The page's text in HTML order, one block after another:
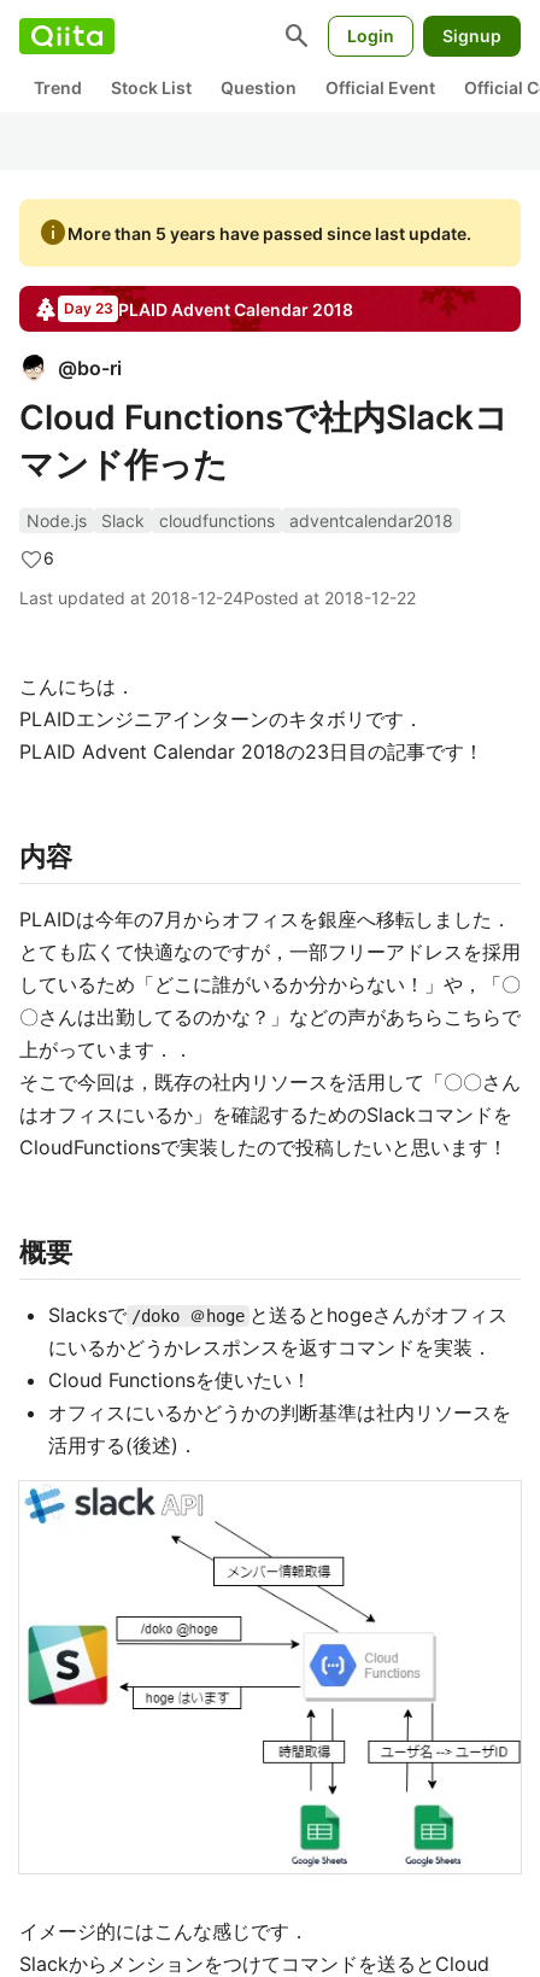
search Login Signup
Trend Stock List Question Official Event Official
infoMore than 5 years have passed since last update.
Day 23 PLAIDAdvent Calendar 2018
@bo-ri
Cloud Functionsで社内Slackコ
マンド作った
Node.js Slack cloudfunctions
adventcalendar2018
6
Last updated at 2018-12-24Posted at 2018-12-22
こんにちは．
PLAIDエンジニアインターンのキタボリです．
PLAID Advent Calendar 2018の23日目の記事です！
内容
PLAIDは今年の7月からオフィスを銀座へ移転しました．
とても広くて快適なのですが，一部フリーアドレスを採用
しているため「どこに誰がいるか分からない！」や，「〇
〇さんは出勤してるのかな？」などの声があちらこちらで
上がっています．．
そこで今回は，既存の社内リソースを活用して「〇〇さん
はオフィスにいるか」を確認するためのSlackコマンドを
CloudFunctionsで実装したので投稿したいと思います！
概要
Slacksで /doko ＠hoge と送るとhogeさんがオフィス
にいるかどうかレスポンスを返すコマンドを実装．
Cloud Functionsを使いたい！
オフィスにいるかどうかの判断基準は社内リソースを
活用する(後述)．
イメージ的にはこんな感じです．
Slackからメンションをつけてコマンドを送るとCloud